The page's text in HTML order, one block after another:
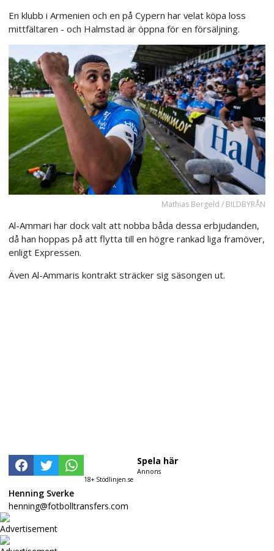
En klubb i Armenien och en på Cypern har velat köpa loss
mittfältaren - och Halmstad är öppna för en försäljning.
Mathias Bergeld / BILDBYRÅN
Al-Ammari har dock valt att nobba båda dessa erbjudanden,
då han hoppas på att flytta till en högre rankad liga framöver,
enligt Expressen.
Även Al-Ammaris kontrakt sträcker sig säsongen ut.
18+ Stödlinjen.se
Spela här
Annons
Henning Sverke
henning@fotbolltransfers.com